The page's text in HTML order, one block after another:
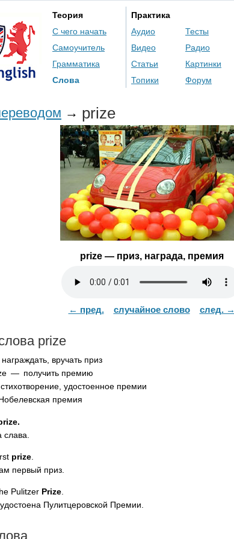
Теория
С чего начать
Самоучитель
Грамматика
Слова
Практика
Аудио
Видео
Статьи
Топики
Тесты
Радио
Картинки
Форум
→ prize
prize— приз, награда, премия
← пред. случайное слово след. →
prize
вручать приз
— получить премию
удостоенное премии
премия
.
prize
первый приз.
Pulitzer Prize.
Пулитцеровской Премии.